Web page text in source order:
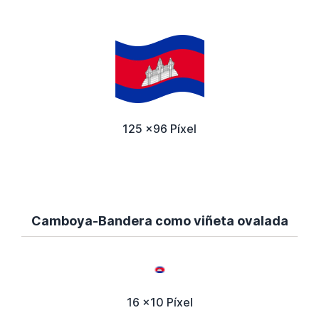
125 x96 Píxel
Camboya-Bandera como viñeta ovalada
16 x10 Píxel